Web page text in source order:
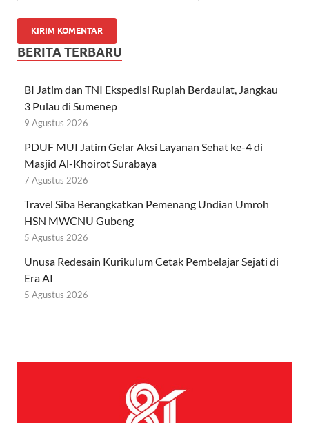
BERITA TERBARU
BI Jatim dan TNI Ekspedisi Rupiah Berdaulat, Jangkau
3 Pulau di Sumenep
9 Agustus 2026
PDUF MUI Jatim Gelar Aksi Layanan Sehat ke-4 di
Masjid Al-Khoirot Surabaya
7 Agustus 2026
Travel Siba Berangkatkan Pemenang Undian Umroh
HSN MWCNU Gubeng
5 Agustus 2026
Unusa Redesain Kurikulum Cetak Pembelajar Sejati di
Era AI
5 Agustus 2026